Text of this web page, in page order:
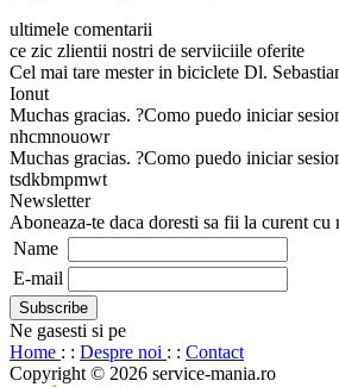
ultimele comentarii
ce zic zlientii nostri de serviiciile oferite
Cel mai tare mester in biciclete Dl.
Ionut
Muchas gracias. ?Como puedo iniciar
nhcmnouowr
Muchas gracias. ?Como puedo iniciar
tsdkbmpmwt
Newsletter
Aboneaza-te daca doresti sa fii la curent cu
Name
E-mail
Ne gasesti si pe
Home : : Despre noi : : Contact
Copyright © 2026 service-mania.ro